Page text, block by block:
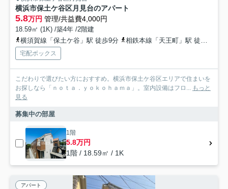
横浜市保土ケ谷区月見台のアパート
5.8万円 管理/共益費4,000円
18.59㎡ (1K) /築4年 /2階建
横須賀線「保土ケ谷」駅 徒歩9分
相鉄本線「天王町」駅 徒歩15分
宅配ボックス
こだわりで選びたい方におすすめ。横浜市保土ケ谷区エリアで住まいを
お探しなら「ｎｏｔａ．ｙｏｋｏｈａｍａ」。室内設備はフロ... もっと
見る
募集中の部屋
1階
5.8万円
1階 / 18.59㎡ / 1K
アパート